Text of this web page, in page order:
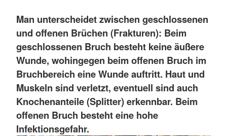
Man unterscheidet zwischen geschlossenen
und offenen Brüchen (Frakturen): Beim
geschlossenen Bruch besteht keine äußere
Wunde, wohingegen beim offenen Bruch im
Bruchbereich eine Wunde auftritt. Haut und
Muskeln sind verletzt, eventuell sind auch
Knochenanteile (Splitter) erkennbar. Beim
offenen Bruch besteht eine hohe
Infektionsgefahr.